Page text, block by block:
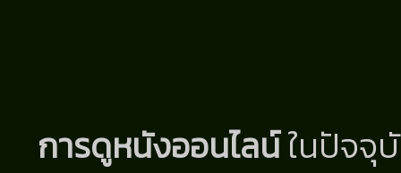
การดูหนังออนไลน์ในปัจจุ